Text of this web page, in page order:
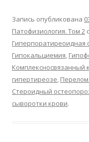
Запись опубликована
Патофизиология. Том 2
Гиперпоратиреоидная
Гипокальциемия,
Комплексносвязанный
гипертиреозе,
Стероидный
сыворотки крови.